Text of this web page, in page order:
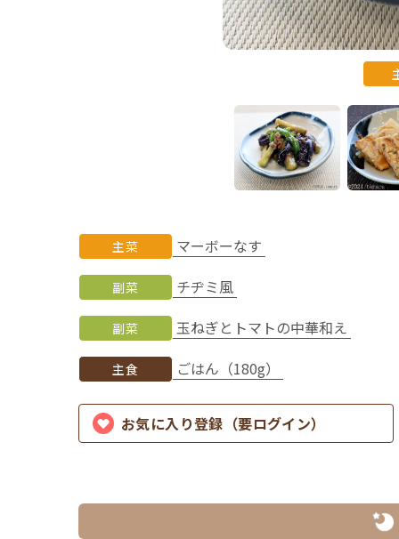
主菜 マーボーなす
副菜 チヂミ風
副菜 玉ねぎとトマトの中華和え
主食 ごはん（180g）
お気に入り登録（要ログイン）